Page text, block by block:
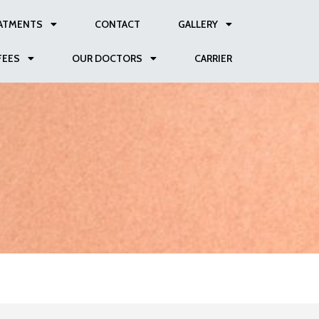
CONTACT GALLERY
OUR DOCTORS CARRIER